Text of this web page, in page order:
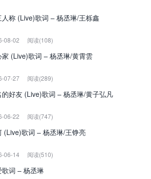
人称 (Live)歌词 – 杨丞琳/王栎鑫
08-02 阅读(108)
家 (Live)歌词 – 杨丞琳/黄霄雲
07-27 阅读(289)
的好友 (Live)歌词 – 杨丞琳/黄子弘凡
06-22 阅读(747)
(Live)歌词 – 杨丞琳/王铮亮
06-14 阅读(510)
歌词 – 杨丞琳